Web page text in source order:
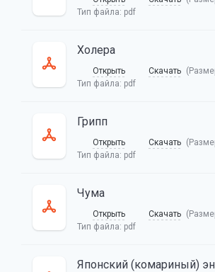
Тип файла: pdf
Холера
Открыть Скачать
Тип файла: pdf
Грипп
Открыть Скачать
Тип файла: pdf
Чума
Открыть Скачать
Тип файла: pdf
Японский (комариный)